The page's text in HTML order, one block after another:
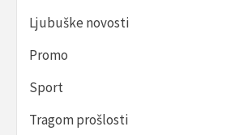
Ljubuške novosti
Promo
Sport
Tragom prošlosti